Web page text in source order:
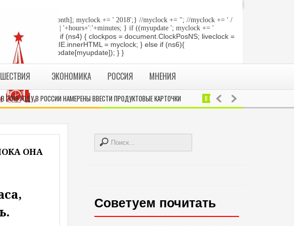
''; myclock += '
myclock += ' 2018';} //myclock += ''; //myclock += ' /
{ myclock += ' | '+hours+':'+minutes; } if ((myupdate '; myclock += '
to the layer: if (ns4) { clockpos = document.ClockPosNS; liveclock =
(ie4) { LiveClockIE.innerHTML = myclock; } else if (ns6){
} }
ЭКОНОМИКА РОССИЯ МНЕНИЯ
ГОДУ В РОССИИ НАМЕРЕНЫ ВВЕСТИ ПРОДУКТОВЫЕ КАРТОЧКИ В МИРЕ Cуд в США
ОНА
Советуем почитать